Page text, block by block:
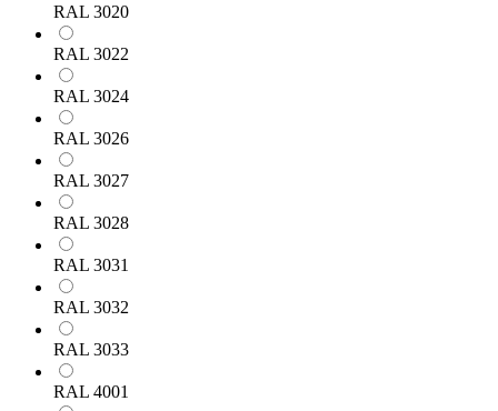
RAL 3020
RAL 3022
RAL 3024
RAL 3026
RAL 3027
RAL 3028
RAL 3031
RAL 3032
RAL 3033
RAL 4001